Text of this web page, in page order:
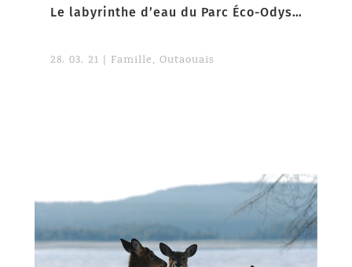
Le labyrinthe d’eau du Parc Éco-Odyssée
28. 03. 21 | Famille, Outaouais